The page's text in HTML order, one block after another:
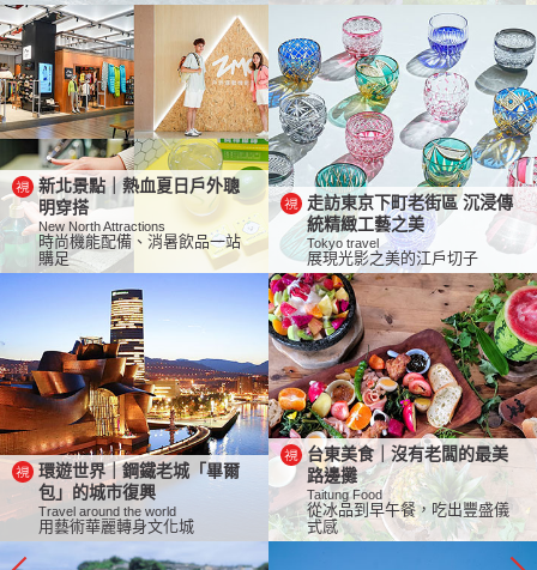
新北景點｜熱血夏日戶外聰
明穿搭
New North Attractions
時尚機能配備、消暑飲品一站
購足
走訪東京下町老街區 沉浸傳
統精緻工藝之美
Tokyo travel
展現光影之美的江戶切子
環遊世界｜鋼鐵老城「畢爾
包」的城市復興
Travel around the world
用藝術華麗轉身文化城
台東美食｜沒有老闆的最美
路邊攤
Taitung Food
從冰品到早午餐，吃出豐盛儀
式感